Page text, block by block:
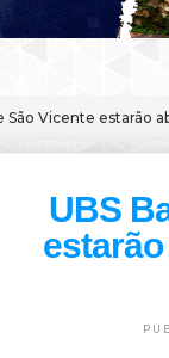
São Vicente estarão
UBS